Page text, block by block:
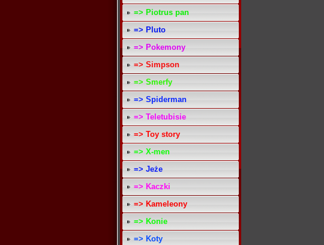
=> Piotrus pan
=> Pluto
=> Pokemony
=> Simpson
=> Smerfy
=> Spiderman
=> Teletubisie
=> Toy story
=> X-men
=> Jeże
=> Kaczki
=> Kameleony
=> Konie
=> Koty